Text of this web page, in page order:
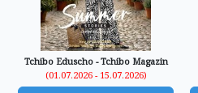
Tchibo Eduscho - Tchibo Magazin
(01.07.2026 - 15.07.2026)